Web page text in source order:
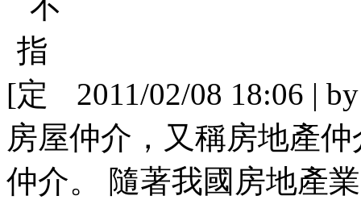
[
2011/02/08 18:06 |
房屋仲介，又稱房地產
仲介。 隨著我國房地產